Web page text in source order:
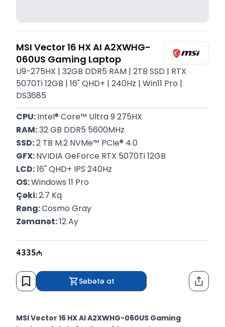
MSI Vector 16 HX AI A2XWHG-
060US Gaming Laptop
U9-275HX | 32GB DDR5 RAM | 2TB SSD | RTX
5070Ti 12GB | 16" QHD+ | 240Hz | Win11 Pro |
DS3685
CPU: Intel® Core™ Ultra 9 275HX
RAM: 32 GB DDR5 5600MHz
SSD: 2 TB M.2 NVMe™ PCIe® 4.0
GFX: NVIDIA GeForce RTX 5070Ti 12GB
LCD: 16" QHD+ IPS 240Hz
OS: Windows 11 Pro
Çəki: 2.7 Kq
Rəng: Cosmo Gray
Zəmanət: 12 Ay
4335
Səbətə at
MSI Vector 16 HX AI A2XWHG-060US Gaming